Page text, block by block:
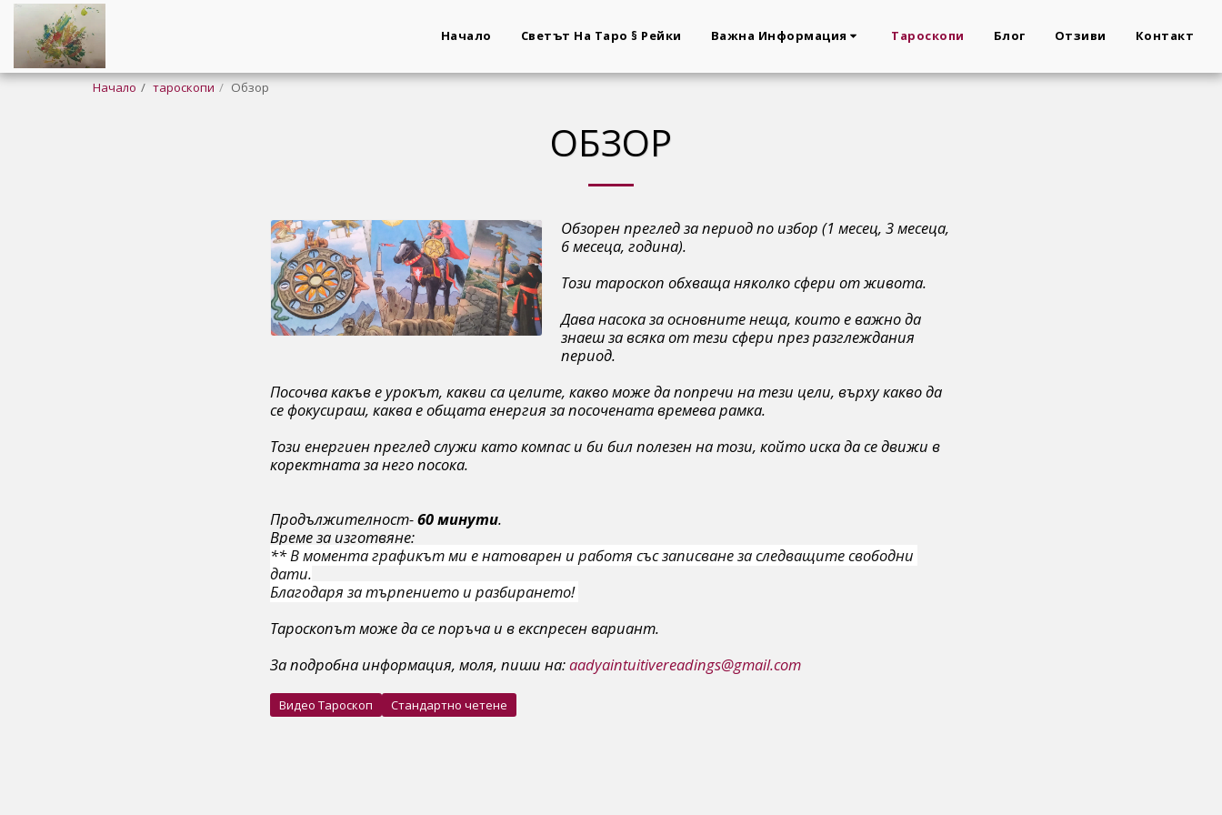
Начало Светът На Таро § Рейки Важна Информация Тароскопи Блог Отзиви Контакт
Начало тароскопи Обзор
ОБЗОР
Обзорен прегледза период по избор (1 месец, 3 месеца,
6 месеца, година).
Този тароскоп обхваща няколко сфери от живота.
Дава насока за основните неща, които е важно да
знаеш за всяка от тези сфери през разглеждания
период.
Посочва какъв е урокът, какви са целите, какво може да попречи на тези цели, върху какво да
се фокусираш, каква е общата енергия за посочената времева рамка.
Този енергиен преглед служи като компас и би бил полезен на този, който иска да се движи в
коректната за него посока.
Продължителност-60 минути.
Време за изготвяне:
** В момента графикът ми е натоварен и работя със записване за следващите свободни
дати.
Благодаря за търпението и разбирането!
Тароскопът може да се поръча и в експресен вариант.
За подробна информация, моля, пиши на:aadyaintuitivereadings@gmail.com
Видео Тароскоп Стандартно четене